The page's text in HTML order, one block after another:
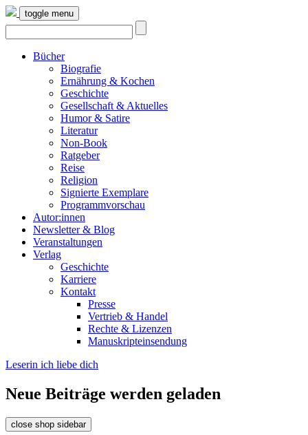
toggle menu
Bücher
Biografie
Ernährung & Kochen
Geschichte
Gesellschaft & Aktuelles
Humor & Satire
Literatur
Non-Book
Ratgeber
Reise
Religion
Signierte Exemplare
Programmvorschau
Autor:innen
Newsletter & Blog
Veranstaltungen
Verlag
Geschichte
Karriere
Kontakt
Presse
Vertrieb & Handel
Rechte & Lizenzen
Manuskripteinsendung
Leserin ich liebe dich
Neue Beiträge werden geladen
close shop sidebar